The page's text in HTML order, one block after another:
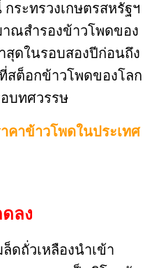
ระทรวงเกษตรสหรัฐฯ
ณสำรองข้าวโพดของ
สุดในรอบสองปีก่อนถึง
สต็อกข้าวโพดของโลก
บทศวรรษ
คาข้าวโพดในประเทศ
ลง
ถั่วเหลืองนำเข้า